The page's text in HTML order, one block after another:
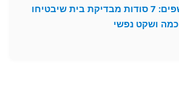
מומחים חושפים: 7 סודות מבדיקת בית שיבטיחו
ושקט נפשי